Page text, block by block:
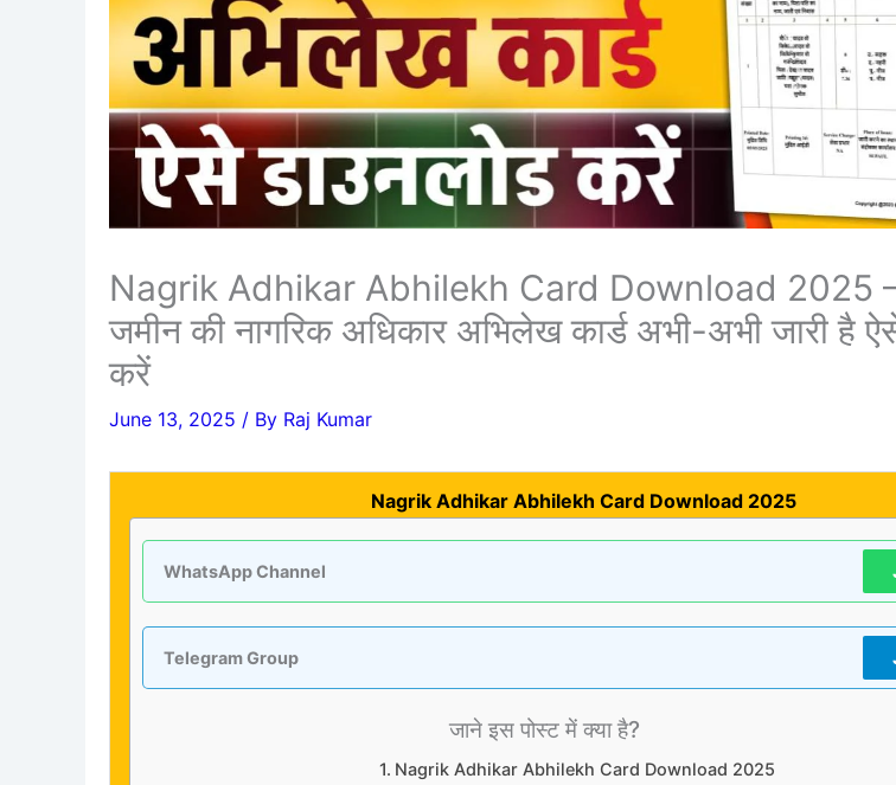
Nagrik Adhikar Abhilekh Card Download 2025 –
जमीन की नागरिक अधिकार अभिलेख कार्ड अभी-अभी जारी है
करें
June 13, 2025 / By Raj Kumar
Nagrik Adhikar Abhilekh Card Download 2025
WhatsApp Channel
Telegram Group
जाने इस पोस्ट में क्या है?
Nagrik Adhikar Abhilekh Card Download 2025